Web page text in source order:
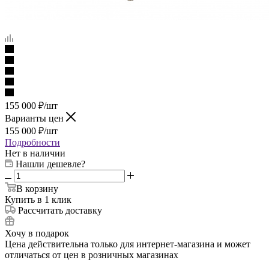
155 000 ₽/шт
Варианты цен
155 000 ₽/шт
Подробности
Нет в наличии
Нашли дешевле?
В корзину
Купить в 1 клик
Рассчитать доставку
Хочу в подарок
Цена действительна только для интернет-магазина и может
отличаться от цен в розничных магазинах